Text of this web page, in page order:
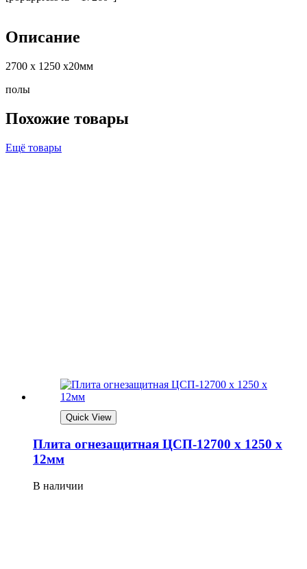
Описание
2700 х 1250 х20мм
полы
Похожие товары
Ещё товары
Quick View
Плита огнезащитная ЦСП-12700 х 1250 х
12мм
В наличии